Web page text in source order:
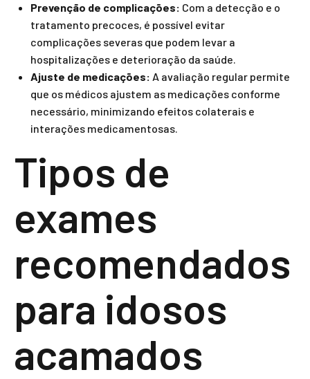
Prevenção de complicações: Com a detecção e o
tratamento precoces, é possível evitar
complicações severas que podem levar a
hospitalizações e deterioração da saúde.
Ajuste de medicações: A avaliação regular permite
que os médicos ajustem as medicações conforme
necessário, minimizando efeitos colaterais e
interações medicamentosas.
Tipos de
exames
recomendados
para idosos
acamados